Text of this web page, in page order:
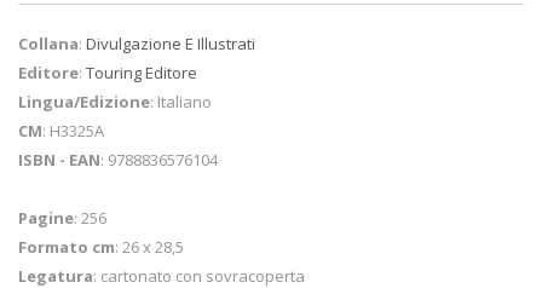
Collana: Divulgazione E Illustrati
Editore: Touring Editore
Lingua/Edizione: Italiano
CM: H3325A
ISBN - EAN: 9788836576104
Pagine: 256
Formato cm: 26 x 28,5
Legatura: cartonato con sovracoperta